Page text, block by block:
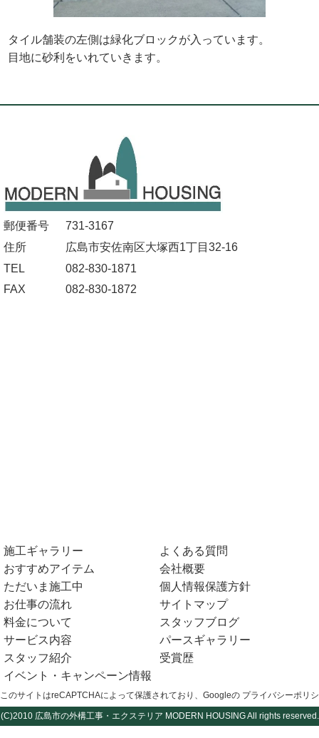
タイル舗装の左側は緑化ブロックが入っています。
目地に砂利をいれていきます。
郵便番号
731-3167
住所
広島市安佐南区大塚西1丁目32-16
TEL
082-830-1871
FAX
082-830-1872
施工ギャラリー
おすすめアイテム
ただいま施工中
お仕事の流れ
料金について
サービス内容
スタッフ紹介
イベント・キャンペーン情報
よくある質問
会社概要
個人情報保護方針
サイトマップ
スタッフブログ
パースギャラリー
受賞歴
このサイトはreCAPTCHAによって保護されており、Googleの プライバシーポリ
(C)2010 広島市の外構工事・エクステリア MODERN HOUSING All rights reserved.